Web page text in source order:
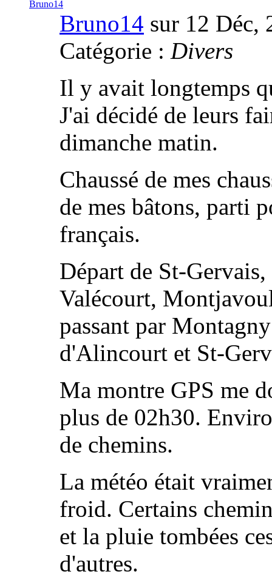
Bruno14 sur 12 Déc,
Catégorie : Divers
Il y avait longtemps
J'ai décidé de leurs
dimanche matin.
Chaussé de mes
de mes bâtons, parti
français.
Départ de St-
Valécourt,
passant par
d'Alincourt et St-
Ma montre GPS me
plus de 02h30.
de chemins.
La météo était
froid. Certains
et la pluie tombées
d'autres.